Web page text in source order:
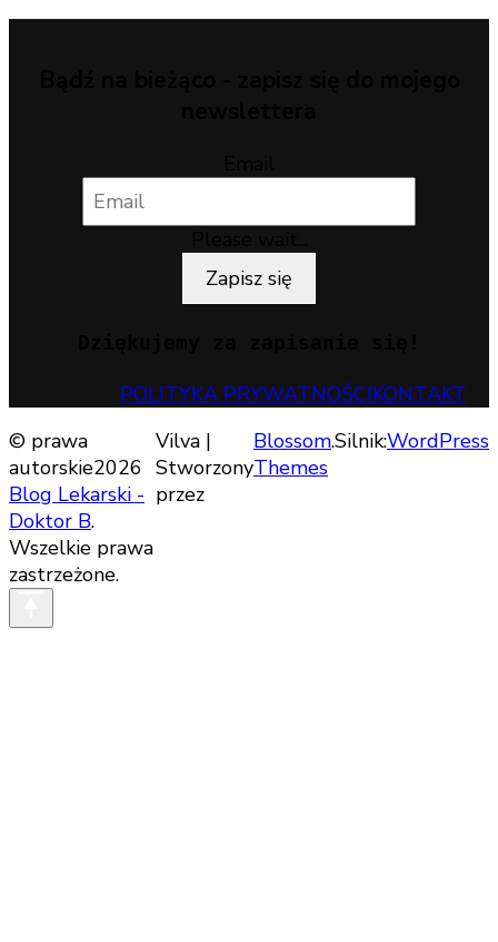
Zapisz się
POLITYKA PRYWATNOŚCIKONTAKT
© prawa
autorskie2026
Blog Lekarski -
Doktor B.
Wszelkie prawa
zastrzeżone.
Vilva |
Stworzony
przez
Blossom
Themes
.Silnik:WordPress